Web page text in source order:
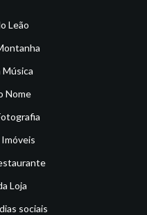
Leão
Nome
Loja
sociais